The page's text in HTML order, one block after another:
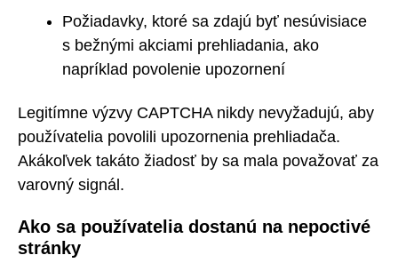
Požiadavky, ktoré sa zdajú byť nesúvisiace
s bežnými akciami prehliadania, ako
napríklad povolenie upozornení
Legitímne výzvy CAPTCHA nikdy nevyžadujú, aby
používatelia povolili upozornenia prehliadača.
Akákoľvek takáto žiadosť by sa mala považovať za
varovný signál.
Ako sa používatelia dostanú na nepoctivé
stránky